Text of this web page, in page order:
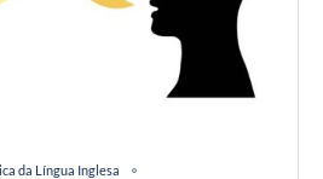
da Língua Inglesa